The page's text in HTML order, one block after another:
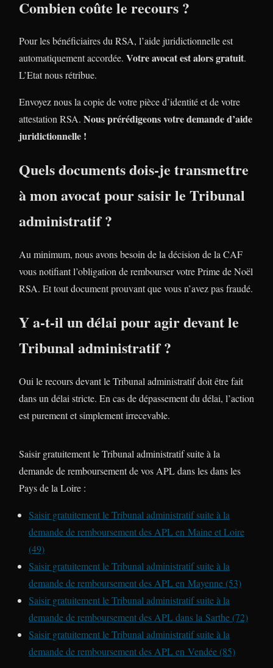
Combien coûte le recours ?
Pour les bénéficiaires du RSA, l’aide juridictionnelle est
automatiquement accordée. Votre avocat est alors gratuit.
L’Etat nous rétribue.
Envoyez nous la copie de votre pièce d’identité et de votre
attestation RSA. Nous prérédigeons votre demande d’aide
juridictionnelle !
Quels documents dois-je transmettre
à mon avocat pour saisir le Tribunal
administratif ?
Au minimum, nous avons besoin de la décision de la CAF
vous notifiant l’obligation de rembourser votre Prime de Noël
RSA. Et tout document prouvant que vous n’avez pas fraudé.
Y a-t-il un délai pour agir devant le
Tribunal administratif ?
Oui le recours devant le Tribunal administratif doit être fait
dans un délai stricte. En cas de dépassement du délai, l’action
est purement et simplement irrecevable.
Saisir gratuitement le Tribunal administratif suite à la
demande de remboursement de vos APL dans les dans les
Pays de la Loire :
Saisir gratuitement le Tribunal administratif suite à la
demande de remboursement des APL en Maine et Loire
(49)
Saisir gratuitement le Tribunal administratif suite à la
demande de remboursement des APL en Mayenne (53)
Saisir gratuitement le Tribunal administratif suite à la
demande de remboursement des APL dans la Sarthe (72)
Saisir gratuitement le Tribunal administratif suite à la
demande de remboursement des APL en Vendée (85)